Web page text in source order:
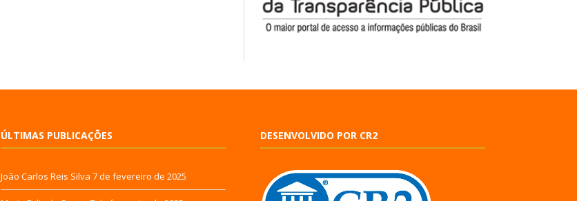
ÚLTIMAS PUBLICAÇÕES
João Carlos Reis Silva 7 de fevereiro de 2025
DESENVOLVIDO POR CR2